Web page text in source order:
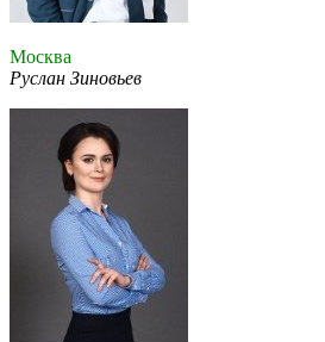
Москва
Руслан Зиновьев